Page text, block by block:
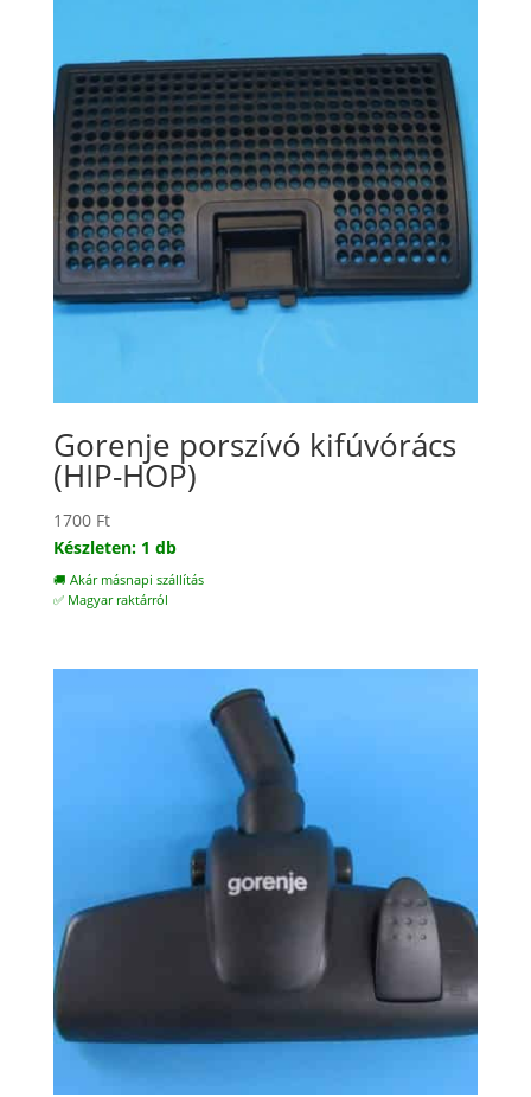
Gorenje porszívó kifúvórács
(HIP-HOP)
1700 Ft
Készleten: 1 db
🚚 Akár másnapi szállítás
✅ Magyar raktárról